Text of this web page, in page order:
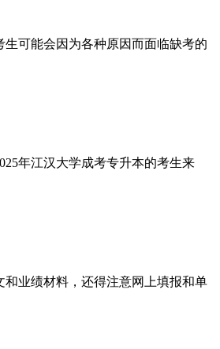
可能会因为各种原因而面临缺考的
年江汉大学成考专升本的考生来
业绩材料，还得注意网上填报和单